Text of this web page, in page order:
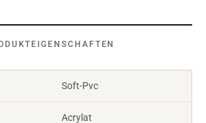
Soft-Pvc
Acrylat